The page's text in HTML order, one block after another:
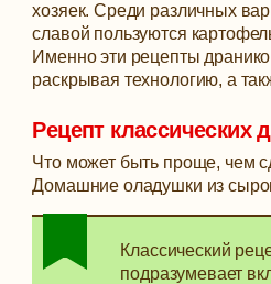
хозяек. Среди различных
славой пользуются
Именно эти рецепты
раскрывая технологию, а
Рецепт классических
Что может быть проще, чем
Домашние оладушки из
Классический
подразумевает